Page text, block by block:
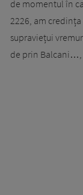
de momentul în
2226, am
supraviețui
de prin Balcani…,